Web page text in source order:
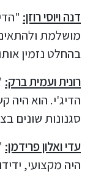
דנה ויוסי רוזן:
מושלמת
בהחלט נזמין
רונית ועמית ברק:
הדיג'י. הוא היה
סגנונות שונים
עדי ואלון פרידמן:
היה מקצועי,